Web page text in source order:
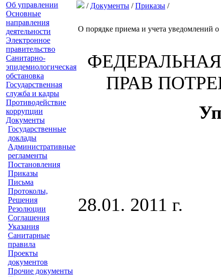
Об управлении
Основные
направления
деятельности
Электронное
правительство
Санитарно-
эпидемиологическая
обстановка
Государственная
служба и кадры
Противодействие
коррупции
Документы
Государственные
доклады
Административные
регламенты
Постановления
Приказы
Письма
Протоколы,
Решения
Резолюции
Соглашения
Указания
Санитарные
правила
Проекты
документов
Прочие документы
/ Документы /Приказы /
О порядке приема и учета уведомлений о
ПРАВ
28.01.